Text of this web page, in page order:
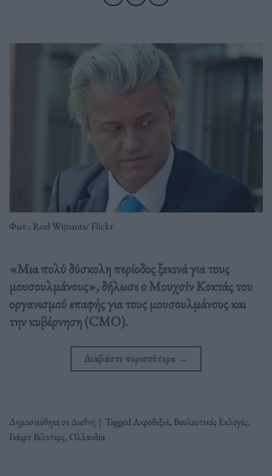
Φωτ.: Roel Wijnants/ Flickr
«Μια πολύ δύσκολη περίοδος ξεκινά για τους
μουσουλμάνους», δήλωσε ο Μουχσίν Κοκτάς του
οργανισμού επαφής για τους μουσουλμάνους και
την κυβέρνηση (CMO).
Διαβάστε περισσότερα →
Δημοσιεύθηκε σεΔιεθνή | TaggedΑκροδεξιά, Βουλευτικές Εκλογές,
Γκέερτ Βίλντερς, Ολλανδία